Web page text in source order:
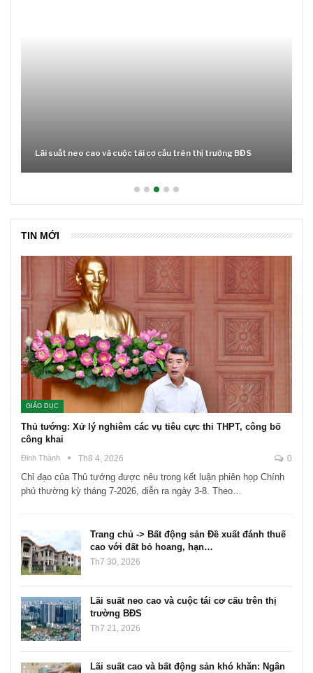
Lãi suất neo cao và cuộc tái cơ cấu trên thị trường BĐS
TIN MỚI
GIÁO DỤC
Thủ tướng: Xử lý nghiêm các vụ tiêu cực thi THPT, công bố
công khai
Đinh Thành Th8 4, 2026 0
Chỉ đạo của Thủ tướng được nêu trong kết luận phiên họp Chính
phủ thường kỳ tháng 7-2026, diễn ra ngày 3-8. Theo…
Trang chủ -> Bất động sản Đề xuất đánh thuế
cao với đất bỏ hoang, hạn…
Th7 30, 2026
Lãi suất neo cao và cuộc tái cơ cấu trên thị
trường BĐS
Th7 21, 2026
Lãi suất cao và bất động sản khó khăn: Ngân